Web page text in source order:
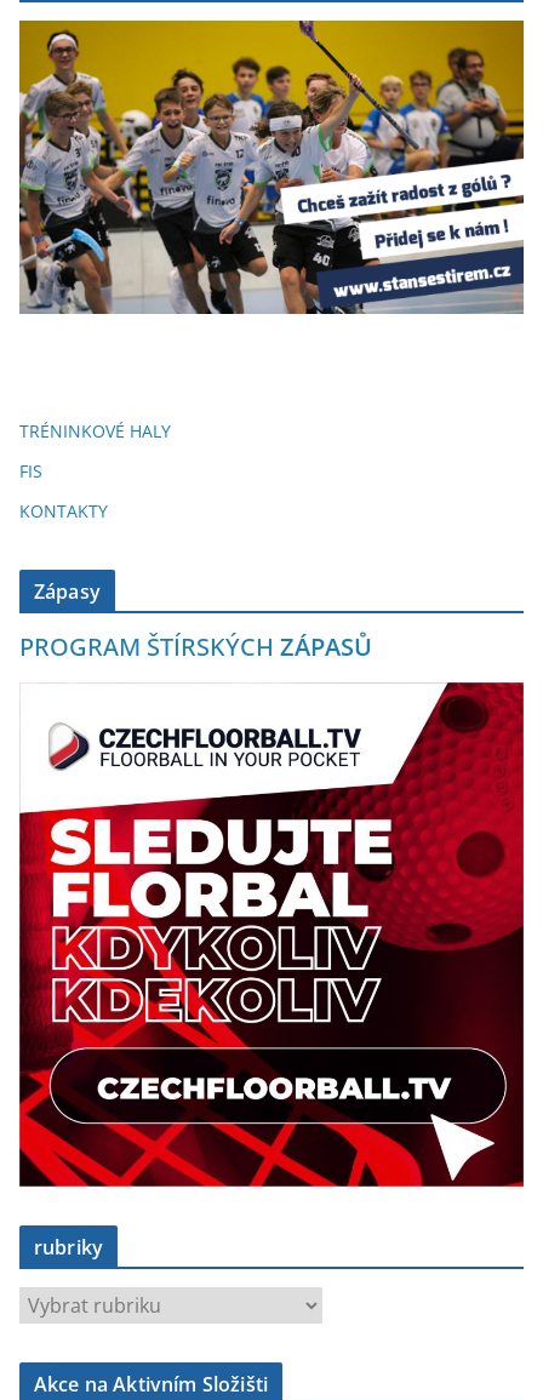
TRÉNINKOVÉ HALY
FIS
KONTAKTY
Zápasy
PROGRAM ŠTÍRSKÝCH ZÁPASŮ
rubriky
u
b
Akce na Aktivním Složišti